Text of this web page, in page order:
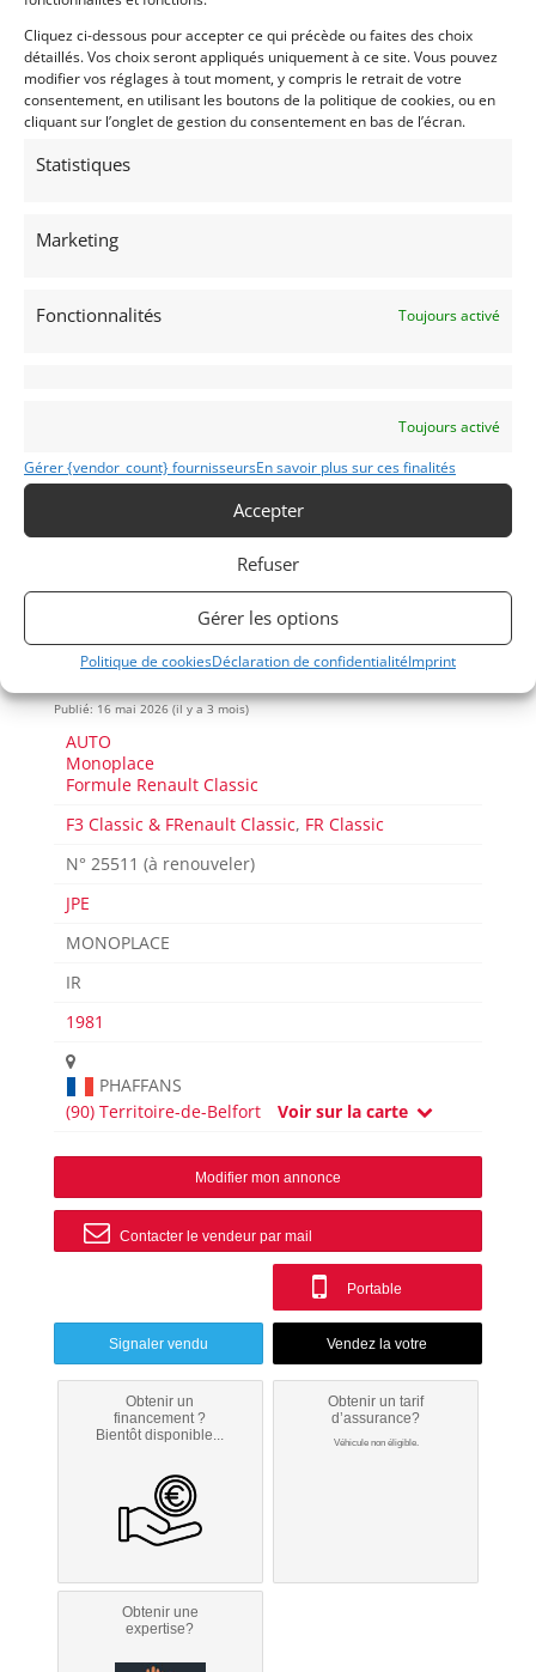
Cliquez ci-dessous pour accepter ce qui précède ou faites des choix
détaillés. Vos choix seront appliqués uniquement à ce site. Vous pouvez
modifier vos réglages à tout moment, y compris le retrait de votre
consentement, en utilisant les boutons de la politique de cookies, ou en
cliquant sur l’onglet de gestion du consentement en bas de l’écran.
Statistiques
Marketing
Fonctionnalités Toujours activé
Toujours activé
Gérer {vendor_count} fournisseursEn savoir plus sur ces finalités
Accepter
Refuser
Gérer les options
Politique de cookiesDéclaration de confidentialitéImprint
2ième du Challenge Rétro Course groupe 8/9
monoplaces
2018 : 3ième du Groupe A – monoplaces et Bi-places
2018 : 3ième du Groupe 8/9 – monoplaces
Passeport Technique trois volets N°:054898 groupe
IR classe C4
Passeport ASN Numéro
Extrait
Passeport
Voir l'annonce derstproduction
Publié: 16 mai 2026 (il y a 3 mois)
AUTO
Monoplace
Formule Renault Classic
F3 Classic & FRenault Classic, FR Classic
N° 25511 (à renouveler)
JPE
MONOPLACE
IR
1981
PHAFFANS
(90) Territoire-de-Belfort
Voir sur la carte
Modifier mon annonce
Contacter le vendeur par mail
Portable
Signaler vendu
Obtenir un
financement ?
Bientôt disponible...
Obtenir un tarif
d’assurance?
Véhicule non éligible.
Obtenir une
expertise?